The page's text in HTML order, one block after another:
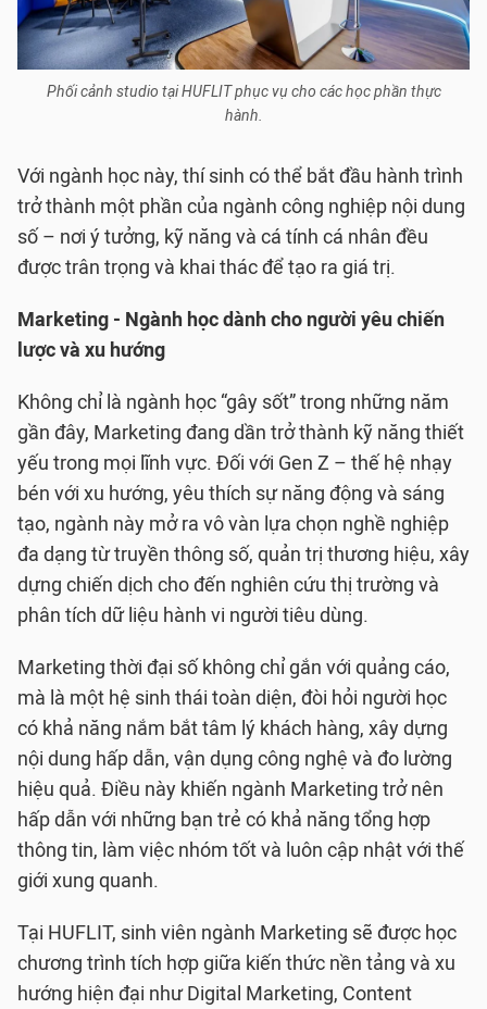
Phối cảnh studio tại HUFLIT phục vụ cho các học phần thực
hành.
Với ngành học này, thí sinh có thể bắt đầu hành trình
trở thành một phần của ngành công nghiệp nội dung
số – nơi ý tưởng, kỹ năng và cá tính cá nhân đều
được trân trọng và khai thác để tạo ra giá trị.
Marketing - Ngành học dành cho người yêu chiến
lược và xu hướng
Không chỉ là ngành học “gây sốt” trong những năm
gần đây, Marketing đang dần trở thành kỹ năng thiết
yếu trong mọi lĩnh vực. Đối với Gen Z – thế hệ nhạy
bén với xu hướng, yêu thích sự năng động và sáng
tạo, ngành này mở ra vô vàn lựa chọn nghề nghiệp
đa dạng từ truyền thông số, quản trị thương hiệu, xây
dựng chiến dịch cho đến nghiên cứu thị trường và
phân tích dữ liệu hành vi người tiêu dùng.
Marketing thời đại số không chỉ gắn với quảng cáo,
mà là một hệ sinh thái toàn diện, đòi hỏi người học
có khả năng nắm bắt tâm lý khách hàng, xây dựng
nội dung hấp dẫn, vận dụng công nghệ và đo lường
hiệu quả. Điều này khiến ngành Marketing trở nên
hấp dẫn với những bạn trẻ có khả năng tổng hợp
thông tin, làm việc nhóm tốt và luôn cập nhật với thế
giới xung quanh.
Tại HUFLIT, sinh viên ngành Marketing sẽ được học
chương trình tích hợp giữa kiến thức nền tảng và xu
hướng hiện đại như Digital Marketing, Content